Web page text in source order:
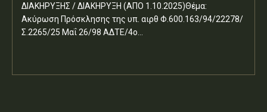
ΔΙΑΚΗΡΥΞΗΣ / ΔΙΑΚΗΡΥΞΗ (ΑΠΟ 1.10.2025)Θέμα:
Ακύρωση Πρόσκλησης της υπ. αιρθ Φ.600.163/94/22278/
Σ.2265/25 Μαΐ 26/98 ΑΔΤΕ/4ο...